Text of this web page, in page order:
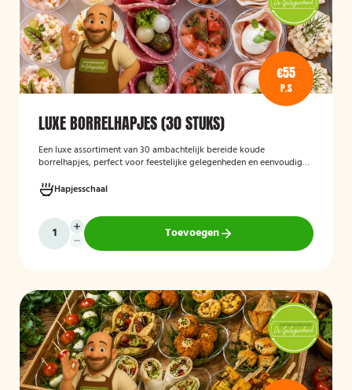
€55
P.S
LUXE BORRELHAPJES (30 STUKS)
Een luxe assortiment van 30 ambachtelijk bereide koude
borrelhapjes, perfect voor feestelijke gelegenheden en eenvoudig
Hapjesschaal
Toevoegen